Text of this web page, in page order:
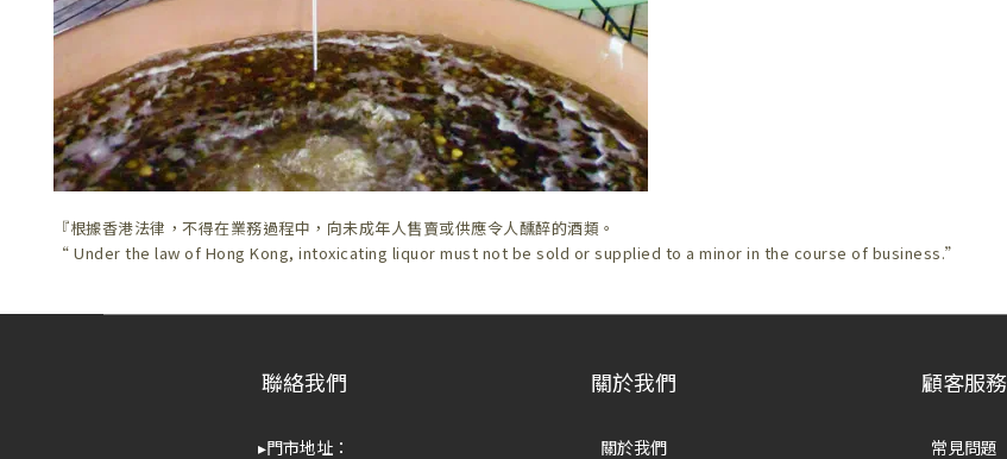
『根據香港法律，不得在業務過程中，向未成年人售賣或供應令人醺醉的酒類。
“ Under the law of Hong Kong, intoxicating liquor must not be sold or supplied to a minor in the course of business.”
聯絡我們
▸門市地址：
關於我們
關於我們
顧客服務
常見問題